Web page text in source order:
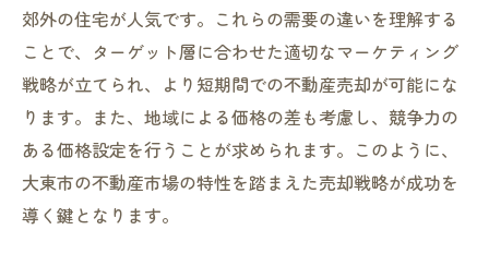
市場価格を上回る価格で売却するための工
夫
高価買取を目指すための物件改修方法
成功事例から学ぶ高価買取のポイント
大東市の不動産売却で成功するために押さえて
おくべきポイント
売却前に準備すべき重要事項
郊外の住宅が人気です。これらの需要の違いを理解する
ことで、ターゲット層に合わせた適切なマーケティング
戦略が立てられ、より短期間での不動産売却が可能にな
ります。また、地域による価格の差も考慮し、競争力の
ある価格設定を行うことが求められます。このように、
大東市の不動産市場の特性を踏まえた売却戦略が成功を
導く鍵となります。